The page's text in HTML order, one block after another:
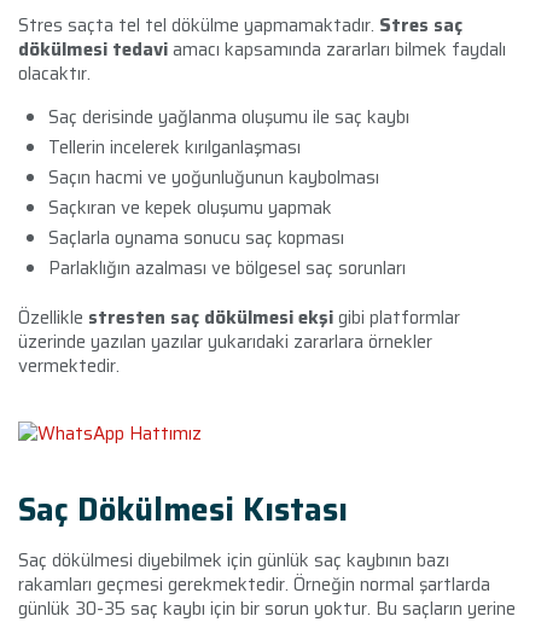
Stres saçta tel tel dökülme yapmamaktadır. Stres saç
dökülmesi tedaviamacı kapsamında zararları bilmek faydalı
olacaktır.
Saç derisinde yağlanma oluşumu ile saç kaybı
Tellerin incelerek kırılganlaşması
Saçın hacmi ve yoğunluğunun kaybolması
Saçkıran ve kepek oluşumu yapmak
Saçlarla oynama sonucu saç kopması
Parlaklığın azalması ve bölgesel saç sorunları
Özellikle stresten saç dökülmesi ekşigibi platformlar
üzerinde yazılan yazılar yukarıdaki zararlara örnekler
vermektedir.
Saç Dökülmesi Kıstası
Saç dökülmesi diyebilmek için günlük saç kaybının bazı
rakamları geçmesi gerekmektedir. Örneğin normal şartlarda
günlük 30-35 saç kaybı için bir sorun yoktur. Bu saçların yerine